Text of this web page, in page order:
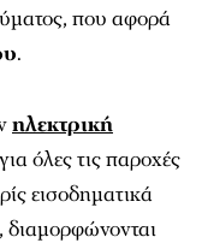
που αφορά
.
ηλεκτρική
όλες τις παροχές
εισοδηματικά
διαμορφώνονται